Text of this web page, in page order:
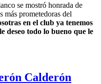
se mostró honrada de
más prometedoras del
en el club ya tenemos
deseo todo lo bueno que le
Calderón